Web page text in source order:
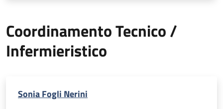
Coordinamento Tecnico /
Infermieristico
Sonia Fogli Nerini